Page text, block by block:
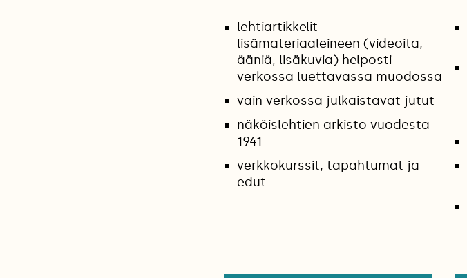
lehtiartikkelit
lisämateriaaleineen (videoita,
ääniä, lisäkuvia) helposti
verkossa luettavassa muodossa
vain verkossa julkaistavat jutut
näköislehtien arkisto vuodesta
1941
verkkokurssit, tapahtumat ja
edut